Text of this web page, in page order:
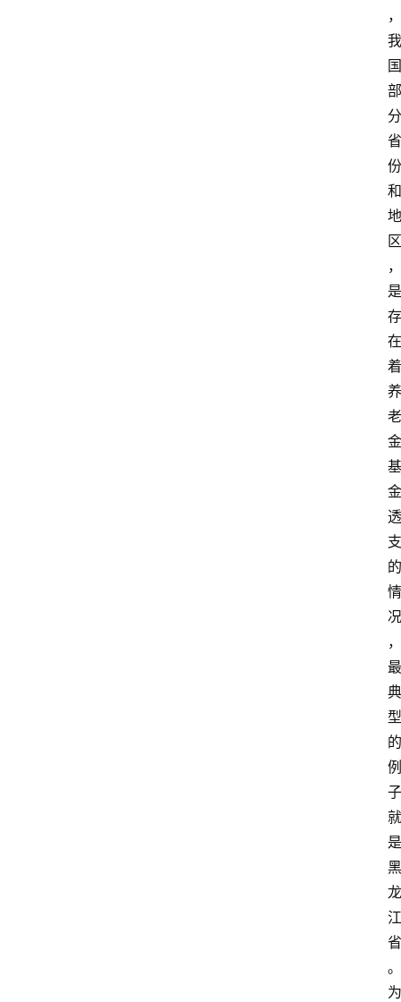
，
我
国
部
分
省
份
和
地
区
，
是
存
在
着
养
老
金
基
金
透
支
的
情
况
，
最
典
型
的
例
子
就
是
黑
龙
江
省
。
为